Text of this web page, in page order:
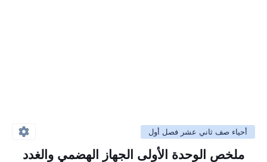
أحياء صف ثاني عشر فصل أول
ملخص الوحدة الأولى الجهاز الهضمي والغدد